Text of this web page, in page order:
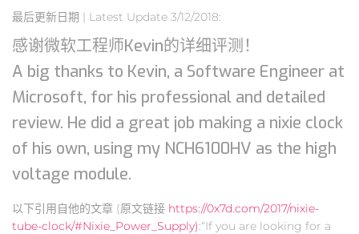
最后更新日期 | Latest Update 3/12/2018:
感谢微软工程师Kevin的详细评测！
A big thanks to Kevin, a Software Engineer at
Microsoft, for his professional and detailed
review. He did a great job making a nixie clock
of his own, using my NCH6100HV as the high
voltage module.
以下引用自他的文章 (原文链接 https://0x7d.com/2017/nixie-
tube-clock/#Nixie_Power_Supply):“If you are looking for a